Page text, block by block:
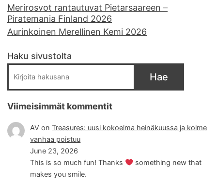
Merirosvot rantautuvat Pietarsaareen –
Piratemania Finland 2026
Aurinkoinen Merellinen Kemi 2026
Haku sivustolta
Hae
Viimeisimmät kommentit
AV onTreasures: uusi kokoelma heinäkuussa ja kolme
vanhaa poistuu
June 23, 2026
This is so much fun! Thanks
something new that
makes you smile.